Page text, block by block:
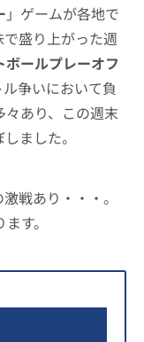
」ゲームが各地で
盛り上がった週
ボールプレーオフ
ル争いにおいて負
あり、この週末
ました。
戦あり・・・。
す。